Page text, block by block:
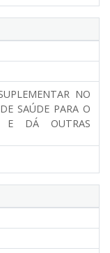
NO
SAÚDE PARA O
E DÁ OUTRAS